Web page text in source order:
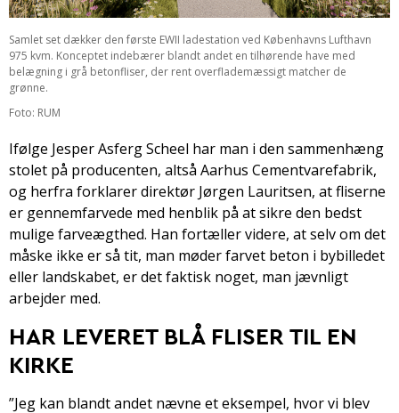
Samlet set dækker den første EWII ladestation ved Københavns Lufthavn
975 kvm. Konceptet indebærer blandt andet en tilhørende have med
belægning i grå betonfliser, der rent overflademæssigt matcher de
grønne.
Foto: RUM
Ifølge Jesper Asferg Scheel har man i den sammenhæng
stolet på producenten, altså Aarhus Cementvarefabrik,
og herfra forklarer direktør Jørgen Lauritsen, at fliserne
er gennemfarvede med henblik på at sikre den bedst
mulige farveægthed. Han fortæller videre, at selv om det
måske ikke er så tit, man møder farvet beton i bybilledet
eller landskabet, er det faktisk noget, man jævnligt
arbejder med.
HAR LEVERET BLÅ FLISER TIL EN
KIRKE
”Jeg kan blandt andet nævne et eksempel, hvor vi blev